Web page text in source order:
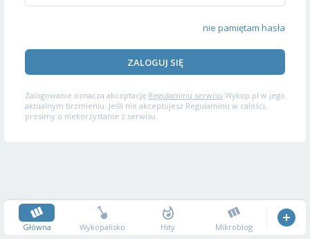
nie pamiętam hasła
ZALOGUJ SIĘ
Zalogowanie oznacza akceptację Regulaminu serwisu Wykop.pl w jego
aktualnym brzmieniu. Jeśli nie akceptujesz Regulaminu w całości,
prosimy o niekorzystanie z serwisu.
Główna Wykopalisko Hity Mikroblog